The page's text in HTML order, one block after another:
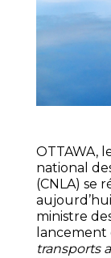
OTTAWA,
national
(CNLA) se
ministre
lancement
transports